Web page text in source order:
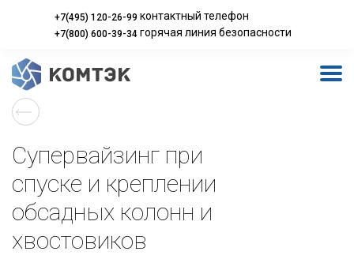
+7(495) 120-26-99 контактный телефон
+7(800) 600-39-34 горячая линия безопасности
Супервайзинг при
спуске и креплении
обсадных колонн и
хвостовиков